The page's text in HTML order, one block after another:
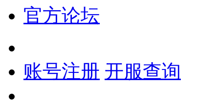
官方论坛
账号注册 开服查询